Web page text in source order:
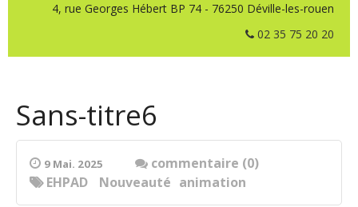
4, rue Georges Hébert BP 74 - 76250 Déville-les-rouen
02 35 75 20 20
Sans-titre6
9 Mai. 2025
commentaire (0)
animation
EHPAD Nouveauté